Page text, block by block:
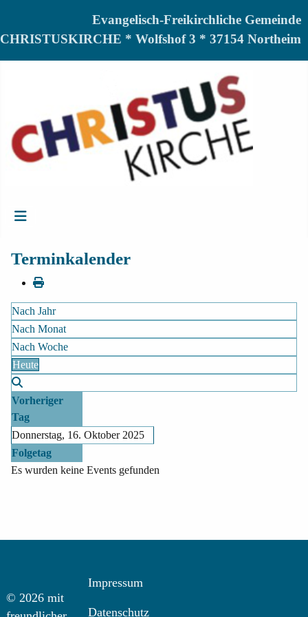
Evangelisch-Freikirchliche Gemeinde
CHRISTUSKIRCHE * Wolfshof 3 * 37154 Northeim
Terminkalender
Nach Jahr
Nach Monat
Nach Woche
Heute
Vorheriger
Tag
Donnerstag, 16. Oktober 2025
Folgetag
Es wurden keine Events gefunden
© 2026 mit
Impressum
Datenschutz